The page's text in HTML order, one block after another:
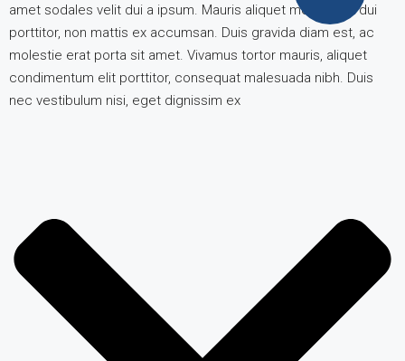
amet sodales velit dui a ipsum. Mauris aliquet metus nec dui
porttitor, non mattis ex accumsan. Duis gravida diam est, ac
molestie erat porta sit amet. Vivamus tortor mauris, aliquet
condimentum elit porttitor, consequat malesuada nibh. Duis
nec vestibulum nisi, eget dignissim ex